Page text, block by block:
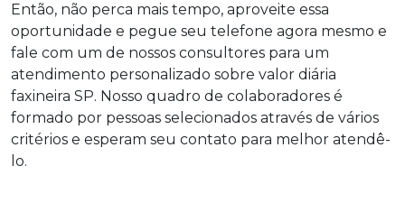
Então, não perca mais tempo, aproveite essa
oportunidade e pegue seu telefone agora mesmo e
fale com um de nossos consultores para um
atendimento personalizado sobre valor diária
faxineira SP. Nosso quadro de colaboradores é
formado por pessoas selecionados através de vários
critérios e esperam seu contato para melhor atendê-
lo.